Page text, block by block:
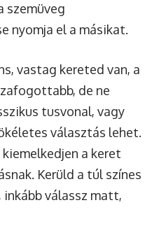
szemüveg
nyomja el a másikat.
vastag kereted van, a
de ne
tusvonal, vagy
választás lehet.
a keret
Kerüld a túl színes
válassz matt,